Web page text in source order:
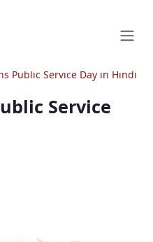
Public Service Day in Hindi
Service